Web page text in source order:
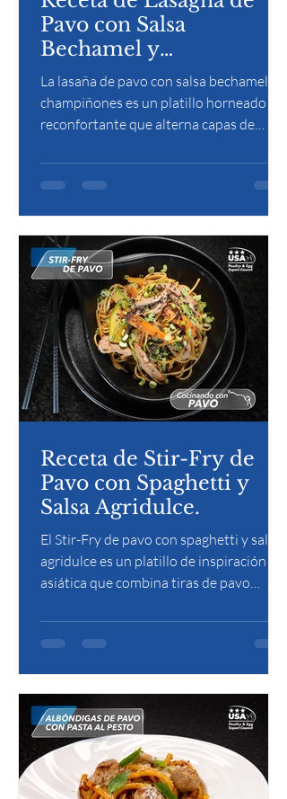
Pavo con Salsa
Bechamel y
Champiñones.
La lasaña de pavo con salsa bechamel y
champiñones es un platillo horneado y
reconfortante que alterna capas de
salteados, cubiertas con una suave salsa
bechamel y queso gratinado. Su textura
convierten en una opción elegante y
deliciosa.
Receta de Stir-Fry de
Pavo con Spaghetti y
Salsa Agridulce.
El Stir-Fry de pavo con spaghetti y salsa
agridulce es un platillo de inspiración
asiática que combina tiras de pavo
crujientes y spaghetti, todo envuelto en
una salsa agridulce equilibrada entre
opción rápida, colorida y llena de
contraste entre lo jugoso y lo fresco.